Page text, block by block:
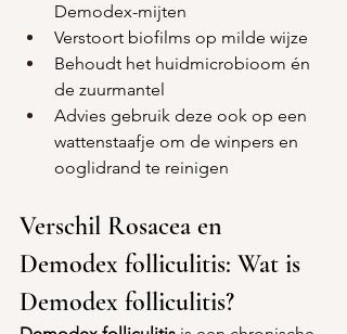
Demodex-mijten
Verstoort biofilms op milde wijze
Behoudt het huidmicrobioom én
de zuurmantel
Advies gebruik deze ook op een
wattenstaafje om de winpers en
ooglidrand te reinigen
Verschil Rosacea en
Demodex folliculitis: Wat is
Demodex folliculitis?